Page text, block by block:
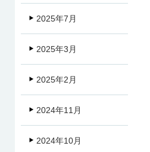
2025年7月
2025年3月
2025年2月
2024年11月
2024年10月